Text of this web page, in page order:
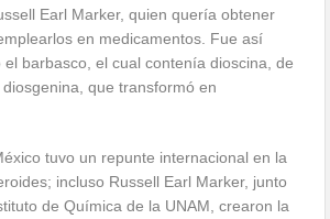
Earl Marker, quien quería obtener
en medicamentos. Fue así
barbasco, el cual contenía dioscina, de
que transformó en
tuvo un repunte internacional en la
incluso Russell Earl Marker, junto
de Química de la UNAM, crearon la